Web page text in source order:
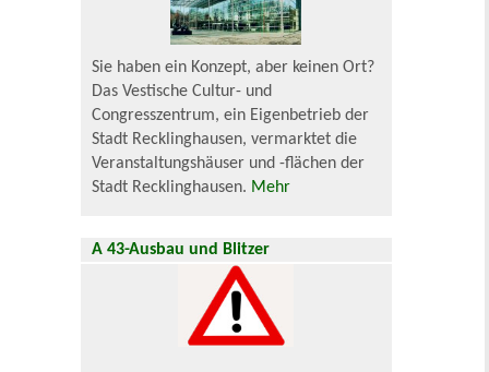
Sie haben ein Konzept, aber keinen Ort?
Das Vestische Cultur- und
Congresszentrum, ein Eigenbetrieb der
Stadt Recklinghausen, vermarktet die
Veranstaltungshäuser und -flächen der
Stadt Recklinghausen. Mehr
A 43-Ausbau und Blitzer